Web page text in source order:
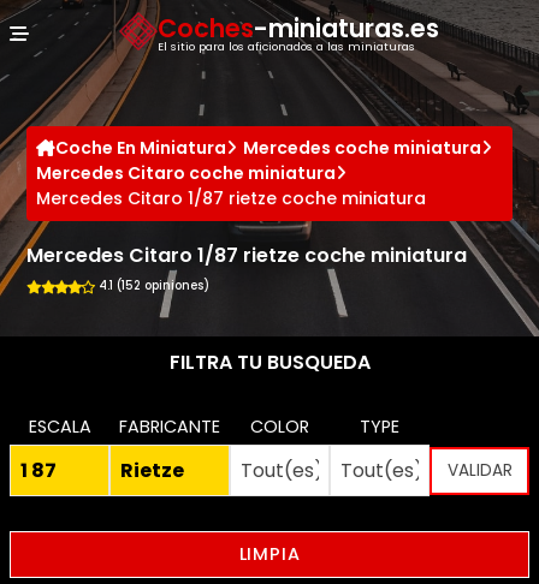
Coches-miniaturas.es
El sitio para los aficionados a las miniaturas
Coche En Miniatura
Mercedes coche miniatura
Mercedes Citaro coche miniatura
Mercedes Citaro 1/87 rietze coche miniatura
Mercedes Citaro 1/87 rietze coche miniatura
4.1 (152 opiniones)
FILTRA TU BUSQUEDA
ESCALA FABRICANTE COLOR TYPE
LIMPIA
Panel de gestión de cookies